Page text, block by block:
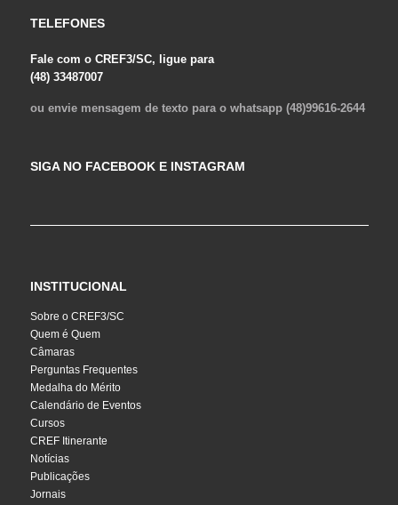
TELEFONES
Fale com o CREF3/SC, ligue para
(48) 33487007
ou envie mensagem de texto para o whatsapp (48)99616-2644
SIGA NO FACEBOOK E INSTAGRAM
INSTITUCIONAL
Sobre o CREF3/SC
Quem é Quem
Câmaras
Perguntas Frequentes
Medalha do Mérito
Calendário de Eventos
Cursos
CREF Itinerante
Notícias
Publicações
Jornais